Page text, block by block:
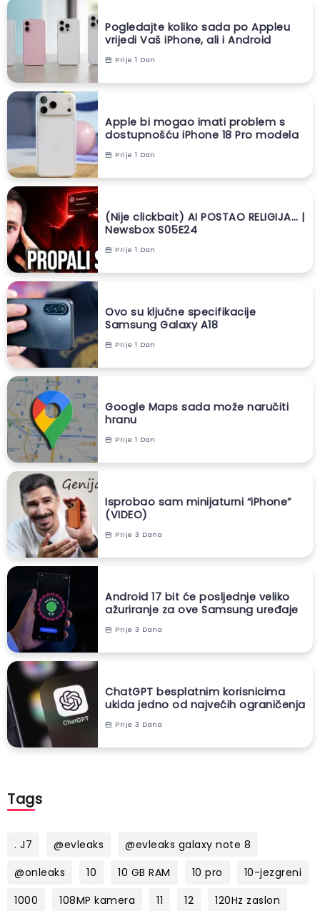
Pogledajte koliko sada po Appleu
vrijedi Vaš iPhone, ali i Android
Prije 1 Dan
Apple bi mogao imati problem s
dostupnošću iPhone 18 Pro modela
Prije 1 Dan
(Nije clickbait) AI POSTAO RELIGIJA… |
Newsbox S05E24
Prije 1 Dan
Ovo su ključne specifikacije
Samsung Galaxy A18
Prije 1 Dan
Google Maps sada može naručiti
hranu
Prije 1 Dan
Isprobao sam minijaturni “iPhone”
(VIDEO)
Prije 3 Dana
Android 17 bit će posljednje veliko
ažuriranje za ove Samsung uređaje
Prije 3 Dana
ChatGPT besplatnim korisnicima
ukida jedno od najvećih ograničenja
Prije 3 Dana
Tags
. J7 @evleaks
@evleaks galaxy note 8
@onleaks
10 10 GB RAM 10 pro
10-jezgreni
1000
108MP kamera 11 12
120Hz zaslon